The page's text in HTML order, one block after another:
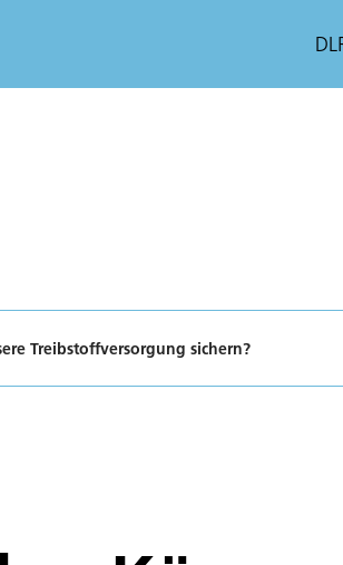
Treibstoffversorgung sichern?